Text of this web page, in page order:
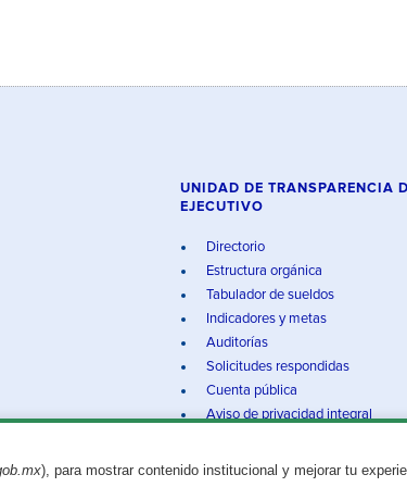
), para mostrar contenido institucional y mejorar tu
UNIDAD DE TRANSPARENCIA
EJECUTIVO
Directorio
Estructura orgánica
Tabulador de sueldos
Indicadores y metas
Auditorías
Solicitudes respondidas
Cuenta pública
Aviso de privacidad integral
© 2025 Gobierno del Estado de Guanajuato